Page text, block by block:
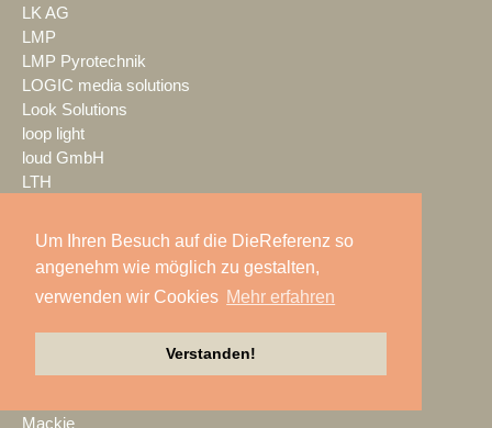
Um Ihren Besuch auf die DieReferenz so
angenehm wie möglich zu gestalten,
verwenden wir Cookies Mehr erfahren
Verstanden!
LK AG
LMP
LMP Pyrotechnik
LOGIC media solutions
Look Solutions
loop light
loud GmbH
LTH
Ludwig Kameraverleih
LUXAV
LYNX Media Systems
mac. brand spaces
Mackie